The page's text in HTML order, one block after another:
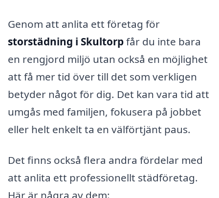
Genom att anlita ett företag för
storstädning i Skultorpfår du inte bara
en rengjord miljö utan också en möjlighet
att få mer tid över till det som verkligen
betyder något för dig. Det kan vara tid att
umgås med familjen, fokusera på jobbet
eller helt enkelt ta en välförtjänt paus.
Det finns också flera andra fördelar med
att anlita ett professionellt städföretag.
Här är några av dem: